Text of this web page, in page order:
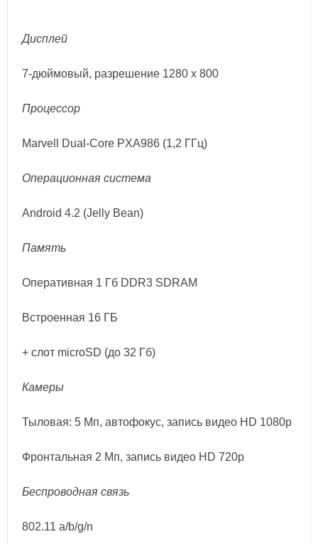
Дисплей
7-дюймовый, разрешение 1280 x 800
Процессор
Marvell Dual-Core PXA986 (1,2 ГГц)
Операционная система
Android 4.2 (Jelly Bean)
Память
Оперативная 1 Гб DDR3 SDRAM
Встроенная 16 ГБ
+ слот microSD (до 32 Гб)
Камеры
Тыловая: 5 Мп, автофокус, запись видео HD 1080p
Фронтальная 2 Мп, запись видео HD 720p
Беспроводная связь
802.11 a/b/g/n